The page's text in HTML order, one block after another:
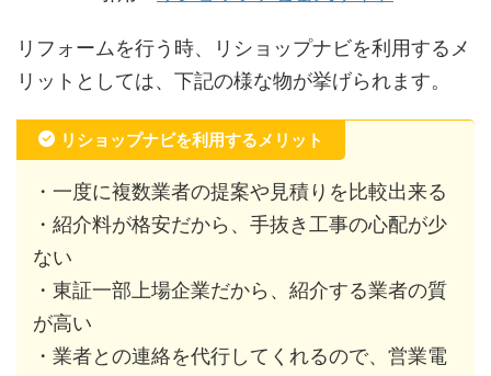
リフォームを行う時、リショップナビを利用するメ
リットとしては、下記の様な物が挙げられます。
リショップナビを利用するメリット
・一度に複数業者の提案や見積りを比較出来る
・紹介料が格安だから、手抜き工事の心配が少
ない
・東証一部上場企業だから、紹介する業者の質
が高い
・業者との連絡を代行してくれるので、営業電